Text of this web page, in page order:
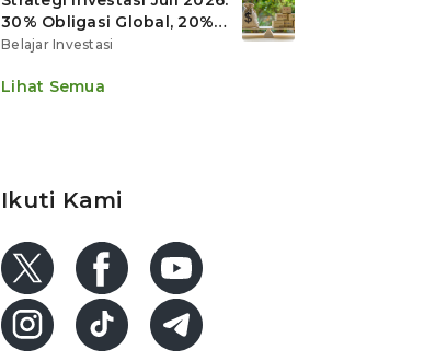
30% Obligasi Global, 20%
Emas, Saham Ekspor Jadi
Belajar Investasi
Lihat Semua
Ikuti Kami